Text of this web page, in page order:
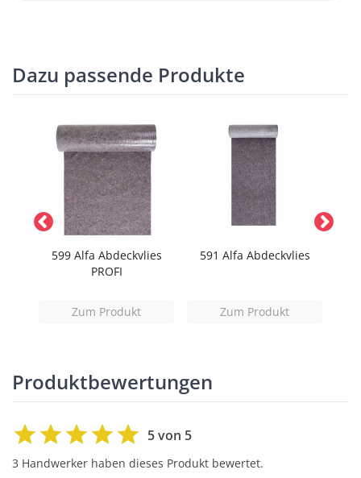
Dazu passende Produkte
599 Alfa Abdeckvlies
PROFI
Zum Produkt
591 Alfa Abdeckvlies
Zum Produkt
Produktbewertungen
5 von 5
3 Handwerker haben dieses Produkt bewertet.